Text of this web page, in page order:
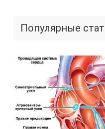
Популярные